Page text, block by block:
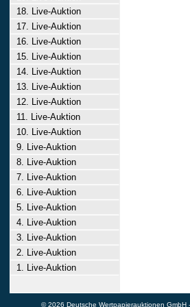
18. Live-Auktion
17. Live-Auktion
16. Live-Auktion
15. Live-Auktion
14. Live-Auktion
13. Live-Auktion
12. Live-Auktion
11. Live-Auktion
10. Live-Auktion
9. Live-Auktion
8. Live-Auktion
7. Live-Auktion
6. Live-Auktion
5. Live-Auktion
4. Live-Auktion
3. Live-Auktion
2. Live-Auktion
1. Live-Auktion
© 2026 Deutsche Wertpapierauktionen GmbH